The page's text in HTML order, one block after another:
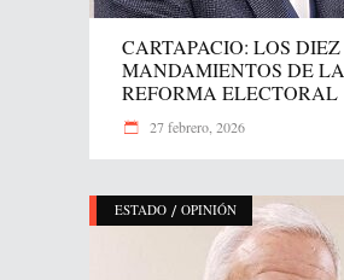
CARTAPACIO: LOS DIEZ
MANDAMIENTOS DE LA
REFORMA ELECTORAL
27 febrero, 2026
ESTADO / OPINIÓN